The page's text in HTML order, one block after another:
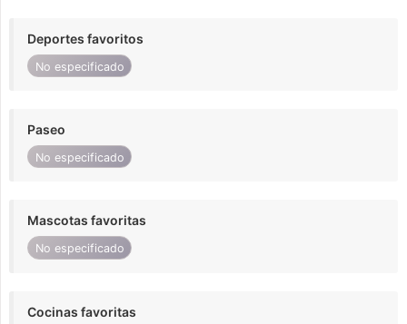
Deportes favoritos
No especificado
Paseo
No especificado
Mascotas favoritas
No especificado
Cocinas favoritas